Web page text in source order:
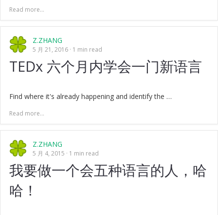
Read more...
Z.ZHANG
5 月 21, 2016 1 min read
TEDx 六个月内学会一门新语言
Find where it's already happening and identify the …
Read more...
Z.ZHANG
5 月 4, 2015 1 min read
我要做一个会五种语言的人，哈
哈！